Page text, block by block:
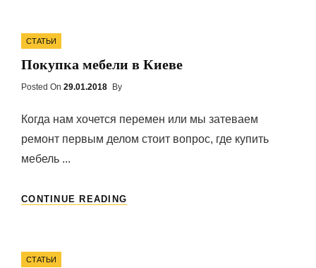
Categories
СТАТЬИ
Покупка мебели в Киеве
Posted On Posted
29.01.2018 By
Когда нам хочется перемен или мы затеваем
ремонт первым делом стоит вопрос, где купить
мебель ...
CONTINUE READING
Categories
СТАТЬИ